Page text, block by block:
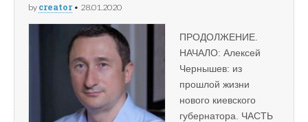
by creator• 28.01.2020
ПРОДОЛЖЕНИЕ.
НАЧАЛО: Алексей
Чернышев: из
прошлой жизни
нового киевского
губернатора. ЧАСТЬ